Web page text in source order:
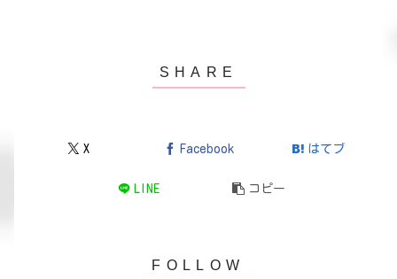
X Facebook はてブ
LINE コピー